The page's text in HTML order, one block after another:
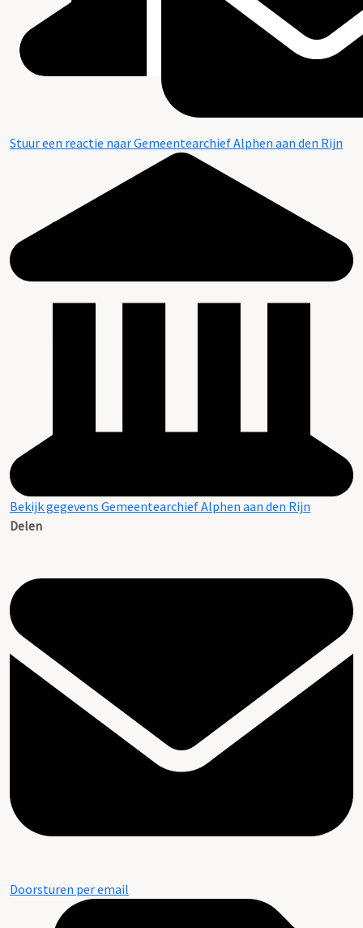
Stuur een reactie naar Gemeentearchief Alphen aan den Rijn
Bekijk gegevens Gemeentearchief Alphen aan den Rijn
Delen
Doorsturen per email